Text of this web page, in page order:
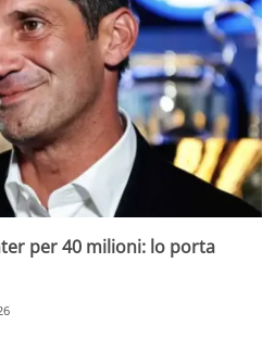
per 40 milioni: lo porta